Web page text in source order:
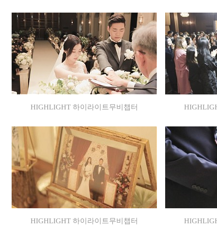
HIGHLIGHT 하이라이트무비챕터
HIGHLIGHT 하이라이트무비챕터